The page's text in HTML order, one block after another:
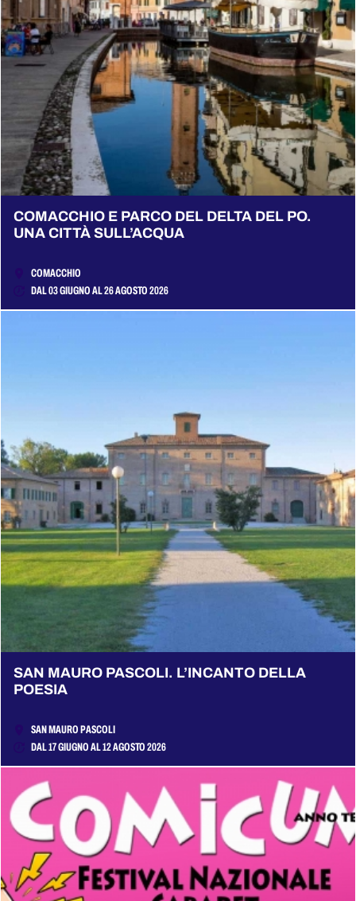
COMACCHIO E PARCO DEL DELTA DEL PO.
UNA CITTÀ SULL’ACQUA
COMACCHIO
DAL 03 GIUGNO AL 26 AGOSTO 2026
SAN MAURO PASCOLI. L’INCANTO DELLA
POESIA
SAN MAURO PASCOLI
DAL 17 GIUGNO AL 12 AGOSTO 2026